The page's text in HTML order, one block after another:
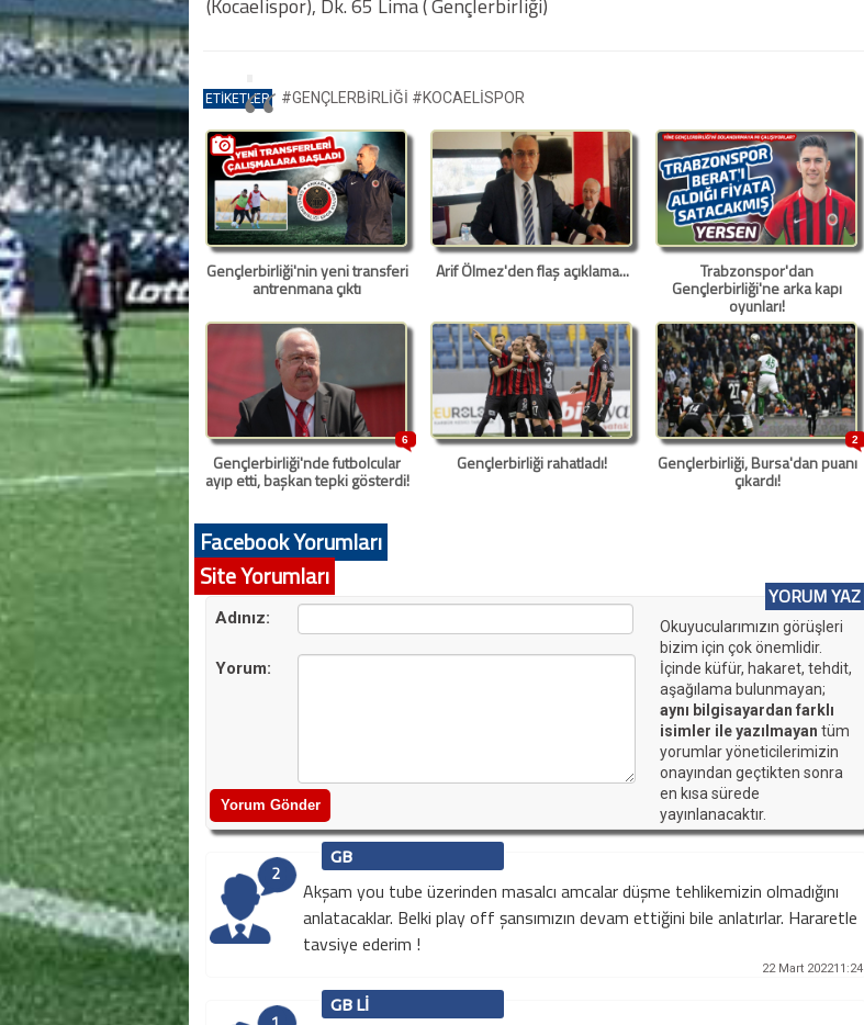
(Kocaelispor), Dk. 65 Lima ( Gençlerbirliği)
ETİKETLER #GENÇLERBİRLİĞİ #KOCAELİSPOR
Gençlerbirliği'nin yeni transferi
antrenmana çıktı
Arif Ölmez'den flaş açıklama... Trabzonspor'dan
Gençlerbirliği'ne arka kapı
oyunları!
6
Gençlerbirliği'nde futbolcular
ayıp etti, başkan tepki gösterdi!
Gençlerbirliği rahatladı!
2
Gençlerbirliği, Bursa'dan puanı
çıkardı!
Facebook Yorumları
Facebook üzerindenyorum var.
Site Yorumları
YORUM YAZ
Adınız:
Yorum:
Okuyucularımızın görüşleri
bizim için çok önemlidir.
İçinde küfür, hakaret, tehdit,
aşağılama bulunmayan;
aynı bilgisayardan farklı
isimler ile yazılmayan tüm
yorumlar yöneticilerimizin
onayından geçtikten sonra
en kısa sürede
yayınlanacaktır.
2
GB
22 Mart 202211:24
Akşam you tube üzerinden masalcı amcalar düşme tehlikemizin olmadığını
anlatacaklar. Belki play off şansımızın devam ettiğini bile anlatırlar. Hararetle
tavsiye ederim !
GB LI